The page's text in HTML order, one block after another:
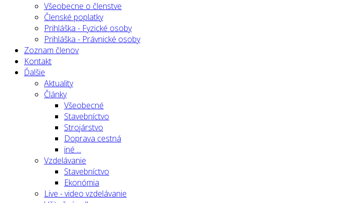
Všeobecne o členstve
Členské poplatky
Prihláška - Fyzické osoby
Prihláška - Právnické osoby
Zoznam členov
Kontakt
Ďalšie
Aktuality
Články
Všeobecné
Stavebníctvo
Strojárstvo
Doprava cestná
iné ...
Vzdelávanie
Stavebníctvo
Ekonómia
Live - video vzdelávanie